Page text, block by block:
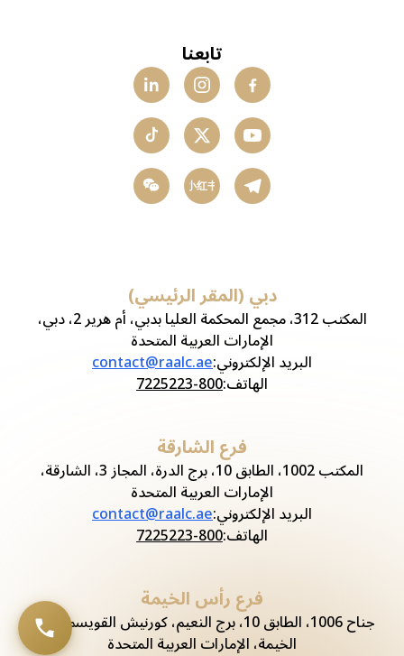
تابعنا
小红书
دبي (المقر الرئيسي)
المكتب 312، مجمع المحكمة العليا بدبي، أم هرير 2، دبي،
الإمارات العربية المتحدة
البريد الإلكتروني:
contact@raalc.ae
الهاتف:
800-7225223
فرع الشارقة
المكتب 1002، الطابق 10، برج الدرة، المجاز 3، الشارقة،
الإمارات العربية المتحدة
البريد الإلكتروني:
contact@raalc.ae
الهاتف:
800-7225223
فرع رأس الخيمة
جناح 1006، الطابق 10، برج النعيم، كورنيش القويسم، رأس
الخيمة، الإمارات العربية المتحدة